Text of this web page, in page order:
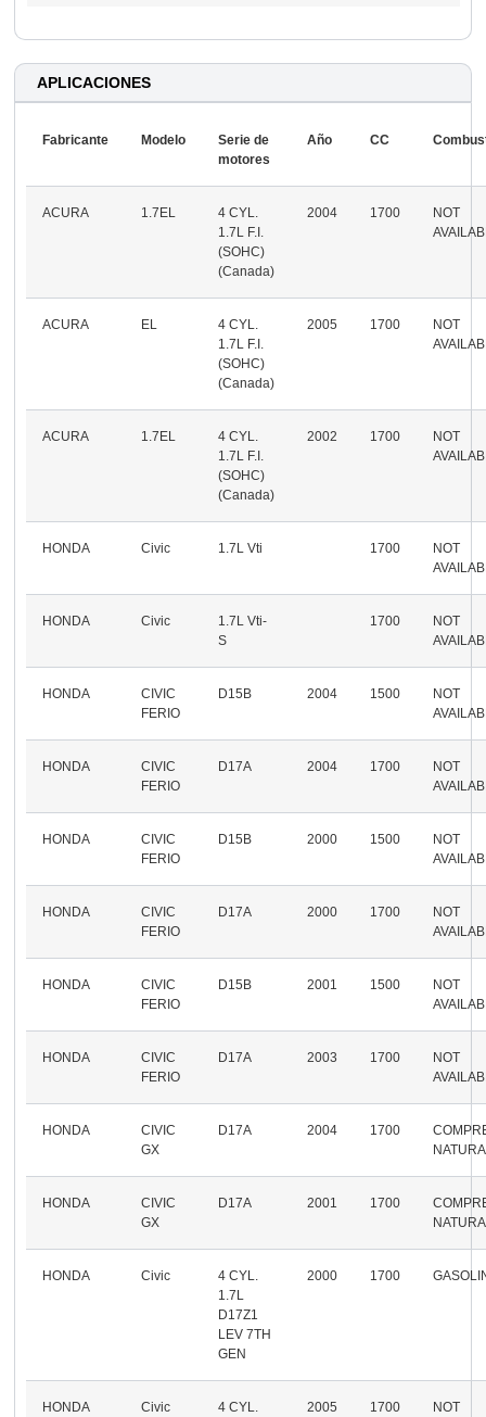
APLICACIONES
Fabricante Modelo
Serie de
motores
Año CC
ACURA 1.7EL
4 CYL.
1.7L F.I.
(SOHC)
(Canada)
2004 1700
NOT
ACURA EL
4 CYL.
1.7L F.I.
(SOHC)
(Canada)
2005 1700
NOT
ACURA 1.7EL
4 CYL.
1.7L F.I.
(SOHC)
(Canada)
2002 1700
NOT
HONDA Civic 1.7L Vti 1700
NOT
HONDA Civic
1.7L Vti-
S
1700
NOT
HONDA
CIVIC
FERIO
D15B 2004 1500
NOT
HONDA
CIVIC
FERIO
D17A 2004 1700
NOT
HONDA
CIVIC
FERIO
D15B 2000 1500
NOT
HONDA
CIVIC
FERIO
D17A 2000 1700
NOT
HONDA
CIVIC
FERIO
D15B 2001 1500
NOT
HONDA
CIVIC
FERIO
D17A 2003 1700
NOT
HONDA
CIVIC
GX
D17A 2004 1700
HONDA
CIVIC
GX
D17A 2001 1700
HONDA Civic
4 CYL.
1.7L
D17Z1
LEV 7TH
GEN
2000 1700
HONDA Civic
4 CYL.
2005 1700
NOT